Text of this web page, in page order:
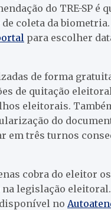
do TRE-SP é
de coleta da
para escolher
de forma
de quitação
eleitorais.
do
em três turnos
cobra do eleitor
legislação eleitoral.
no